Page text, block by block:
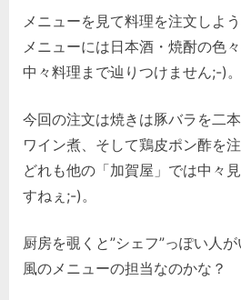
メニューを見て料理を注文しよ
メニューには日本酒・焼酎の色
中々料理まで辿りつけません;-)。
今回の注文は焼きは豚バラを二
ワイン煮、そして鶏皮ポン酢を注
どれも他の「加賀屋」では中々
すねぇ;-)。
厨房を覗くと”シェフ”っぽい人
風のメニューの担当なのかな？